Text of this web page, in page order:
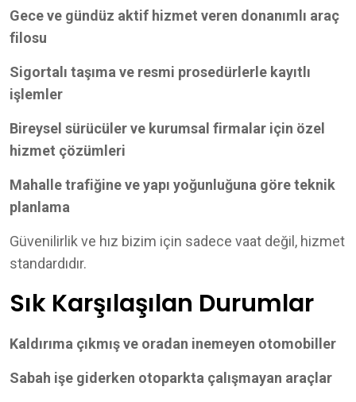
Gece ve gündüz aktif hizmet veren donanımlı araç
filosu
Sigortalı taşıma ve resmi prosedürlerle kayıtlı
işlemler
Bireysel sürücüler ve kurumsal firmalar için özel
hizmet çözümleri
Mahalle trafiğine ve yapı yoğunluğuna göre teknik
planlama
Güvenilirlik ve hız bizim için sadece vaat değil, hizmet
standardıdır.
Sık Karşılaşılan Durumlar
Kaldırıma çıkmış ve oradan inemeyen otomobiller
Sabah işe giderken otoparkta çalışmayan araçlar